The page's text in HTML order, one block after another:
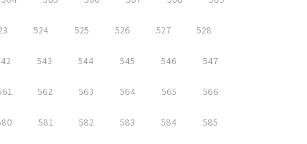
524 525 526 527 528
543 544 545 546 547
562 563 564 565 566
581 582 583 584 585